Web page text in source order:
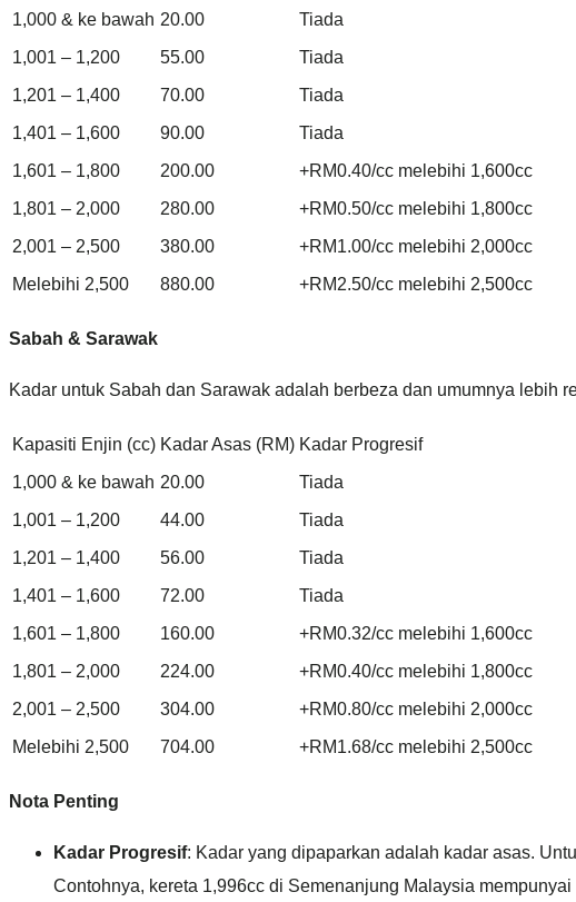
1,000 & ke bawah 20.00
Tiada
1,001 – 1,200
55.00
Tiada
1,201 – 1,400
70.00
Tiada
1,401 – 1,600
90.00
Tiada
1,601 – 1,800
200.00
+RM0.40/cc melebihi 1,600cc
1,801 – 2,000
280.00
+RM0.50/cc melebihi 1,800cc
2,001 – 2,500
380.00
+RM1.00/cc melebihi 2,000cc
Melebihi 2,500
880.00 +RM2.50/cc melebihi 2,500cc
Sabah & Sarawak
Kadar untuk Sabah dan Sarawak adalah berbeza dan umumnya lebih
Kapasiti Enjin (cc) Kadar Asas (RM) Kadar Progresif
1,000 & ke bawah 20.00
Tiada
1,001 – 1,200
44.00
Tiada
1,201 – 1,400
56.00
Tiada
1,401 – 1,600
72.00
Tiada
1,601 – 1,800
160.00
+RM0.32/cc melebihi 1,600cc
1,801 – 2,000
224.00
+RM0.40/cc melebihi 1,800cc
2,001 – 2,500
304.00
+RM0.80/cc melebihi 2,000cc
Melebihi 2,500
704.00 +RM1.68/cc melebihi 2,500cc
Nota Penting
Kadar Progresif: Kadar yang dipaparkan adalah kadar asas.
Contohnya, kereta 1,996cc di Semenanjung Malaysia